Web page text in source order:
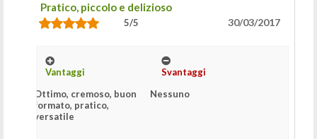
Pratico, piccolo e delizioso
5/5 30/03/2017
Vantaggi
Ottimo, cremoso, buon
formato, pratico,
versatile
Svantaggi
Nessuno